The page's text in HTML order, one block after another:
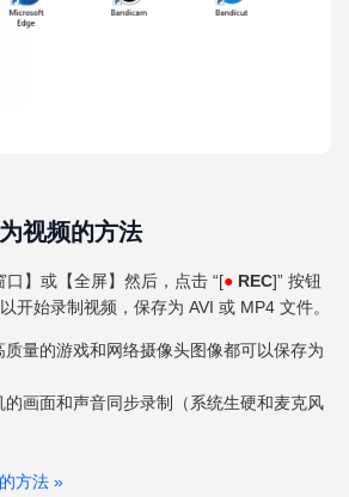
视频的方法
】或【全屏】然后，点击 “[● REC]” 按钮
开始录制视频，保存为 AVI 或 MP4 文件。
量的游戏和网络摄像头图像都可以保存为
画面和声音同步录制（系统生硬和麦克风
方法 »